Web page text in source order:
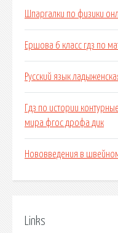
Шпаргалки по физики
Ершова 6 класс гдз по
Русский язык
Гдз по истории
мира фгос дрофа дик
Нововведения в
Links